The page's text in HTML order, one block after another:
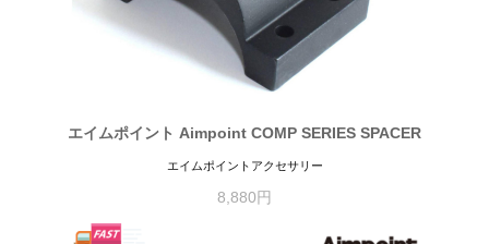
エイムポイント Aimpoint COMP SERIES SPACER
エイムポイントアクセサリー
8,880円